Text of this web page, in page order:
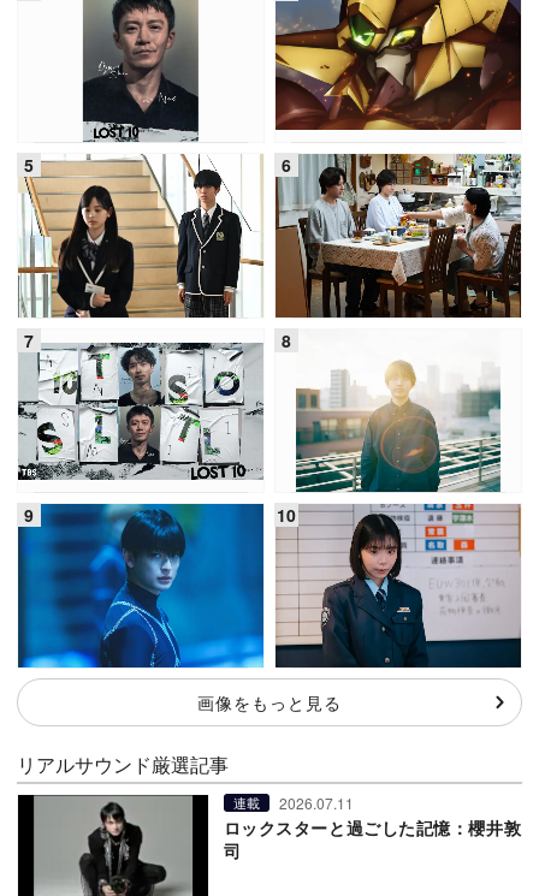
画像をもっと見る
リアルサウンド厳選記事
連載 2026.07.11
ロックスターと過ごした記憶：櫻井敦
司